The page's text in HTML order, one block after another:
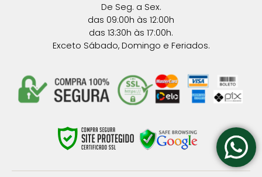
De Seg. a Sex.
das 09:00h às 12:00h
das 13:30h às 17:00h.
Exceto Sábado, Domingo e Feriados.